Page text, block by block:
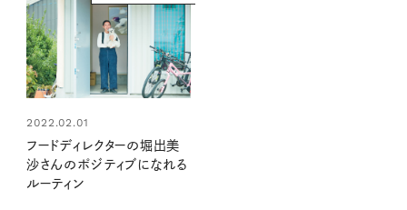
2022.02.01
フードディレクターの堀出美
沙さんのポジティブになれる
ルーティン